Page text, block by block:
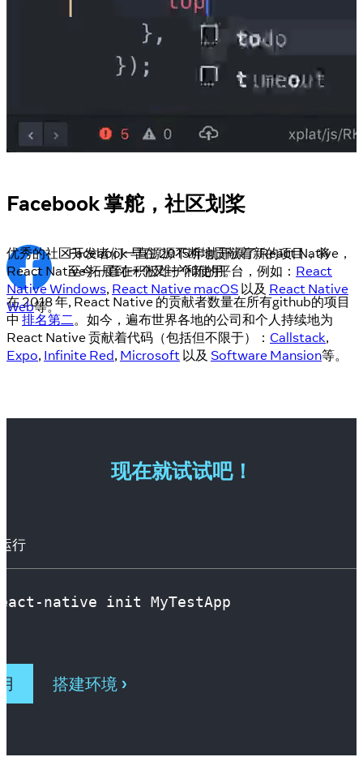
Facebook 掌舵，社区划桨
Facebook 早在 2015 年就开源了 React Native，
至今一直在积极维护和使用。
在 2018 年, React Native 的贡献者数量在所有github的项目
中 排名第二。如今，遍布世界各地的公司和个人持续地为
React Native 贡献着代码（包括但不限于）： Callstack,
Expo, Infinite Red, Microsoft 以及 Software Mansion等。
优秀的社区开发者们一直源源不断地贡献着新的项目，将
React Native 拓展到一个又一个新的平台，例如： React
Native Windows, React Native macOS 以及 React Native
Web等。
现在就试试吧！
行
native init MyTestApp
搭建环境